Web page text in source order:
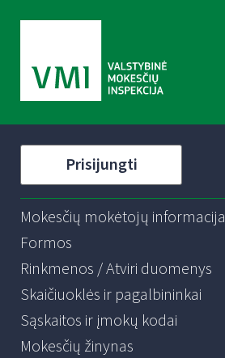
Prisijungti
Mokesčių mokėtojų informacija
Formos
Rinkmenos / Atviri duomenys
Skaičiuoklės ir pagalbininkai
Sąskaitos ir įmokų kodai
Mokesčių žinynas